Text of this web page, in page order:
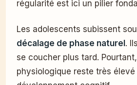
régularité est ici un pilier
Les adolescents subissent
décalage de phase naturel.
se coucher plus tard.
physiologique reste très élevé